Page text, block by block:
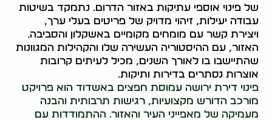
של פינוי אוספי עתיקות באזור הדרום. נתמקד בשיטות
עבודה יעילות, זיהוי מדויק של פריטים בעלי ערך,
ויצירת קשר עם מומחים מקומיים באשקלון והסביבה.
האזור, עם ההיסטוריה העשירה שלו והקהילות המגוונות
שהתיישבו בו לאורך השנים, מכיל לעיתים קרובות
אוצרות נסתרים בדירות ותיקות.
פינוי דירת ירושה עמוסת חפצים באשדוד הוא פרויקט
מורכב הדורש מקצועיות, רגישות תרבותית והבנה
מעמיקה של מאפייני העיר והאזור. ההתמודדות עם